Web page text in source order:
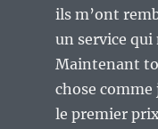
ils m’ont
un service
Maintenant
chose comme
le premier